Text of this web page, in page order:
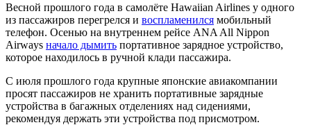
Весной прошлого года в самолёте Hawaiian Airlines у одного
из пассажиров перегрелся и воспламенился мобильный
телефон. Осенью на внутреннем рейсе ANA All Nippon
Airways начало дымить портативное зарядное устройство,
которое находилось в ручной клади пассажира.
С июля прошлого года крупные японские авиакомпании
просят пассажиров не хранить портативные зарядные
устройства в багажных отделениях над сидениями,
рекомендуя держать эти устройства под присмотром.